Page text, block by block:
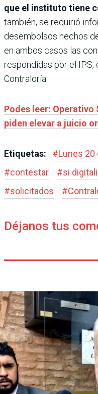
que el instituto tiene
también, se requirió
desembolsos hechos
en ambos casos las
respondidas por el
Contraloría.
Podes leer:
piden elevar a juicio
Etiquetas: #Lunes 20
#contestar #si
#solicitados #
Déjanos tus